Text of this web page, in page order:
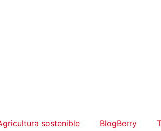
sostenible BlogBerry